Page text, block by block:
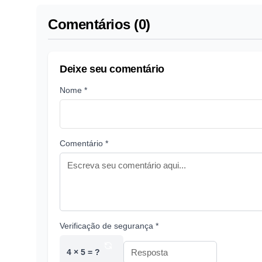
Comentários (0)
Deixe seu comentário
Nome *
Comentário *
Verificação de segurança *
4 × 5 = ?